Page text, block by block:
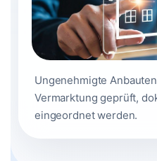
Ungenehmigte
Vermarktung geprüft,
eingeordnet werden.